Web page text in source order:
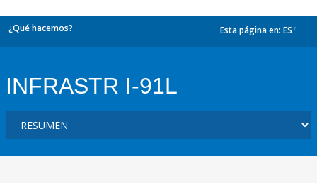
¿Qué hacemos? Esta página en: ES
INFRASTR I-91L